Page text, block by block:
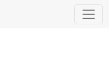
DE LA